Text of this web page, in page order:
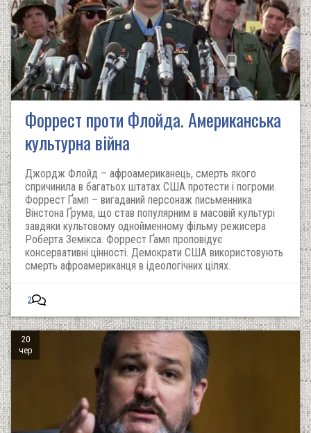
Форрест проти Флойда. Американська
культурна війна
Джордж Флойд – афроамериканець, смерть якого
спричинила в багатьох штатах США протести і погроми.
Форрест Ґамп – вигаданий персонаж письменника
Вінстона Ґрума, що став популярним в масовій культурі
завдяки культовому однойменному фільму режисера
Роберта Земікса. Форрест Ґамп проповідує
консервативні цінності. Демократи США використовують
смерть афроамериканця в ідеологічних цілях.
2
20
чер